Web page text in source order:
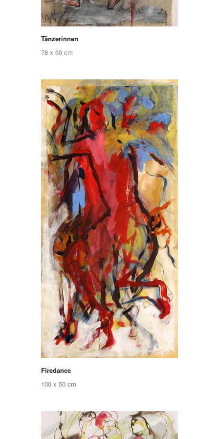
Tänzerinnen
78 x 60 cm
Firedance
100 x 50 cm